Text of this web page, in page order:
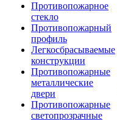
Противопожарное
стекло
Противопожарный
профиль
Легкосбрасываемые
конструкции
Противопожарные
металлические
двери
Противопожарные
светопрозрачные